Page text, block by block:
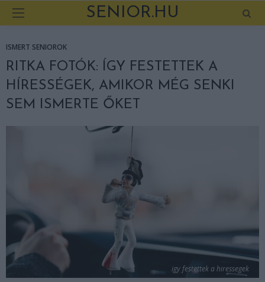
SENIOR.HU
ISMERT SENIOROK
RITKA FOTÓK: ÍGY FESTETTEK A
HÍRESSÉGEK, AMIKOR MÉG SENKI
SEM ISMERTE ŐKET
igy festettek a hiressegek